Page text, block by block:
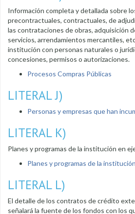
Información completa y detallada sobre
precontractuales, contractuales, de
las contrataciones de obras, adquisición
servicios, arrendamientos mercantiles,
institución con personas naturales o
concesiones, permisos o autorizaciones.
Procesos Compras Públicas
LITERAL J)
Personas y empresas que han
LITERAL K)
Planes y programas de la institución en
Planes y programas de la
LITERAL L)
El detalle de los contratos de crédito
señalará la fuente de los fondos con los